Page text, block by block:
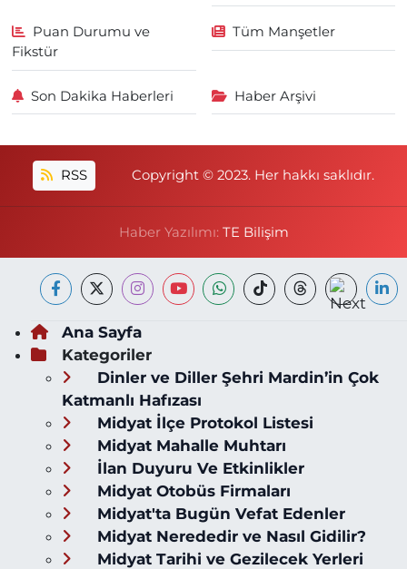
Puan Durumu ve
Fikstür
Tüm Manşetler
Son Dakika Haberleri Haber Arşivi
RSS Copyright © 2023. Her hakkı saklıdır.
Haber Yazılımı: TE Bilişim
Ana Sayfa
Kategoriler
Dinler ve Diller Şehri Mardin’in Çok
Katmanlı Hafızası
Midyat İlçe Protokol Listesi
Midyat Mahalle Muhtarı
İlan Duyuru Ve Etkinlikler
Midyat Otobüs Firmaları
Midyat'ta Bugün Vefat Edenler
Midyat Nerededir ve Nasıl Gidilir?
Midyat Tarihi ve Gezilecek Yerleri